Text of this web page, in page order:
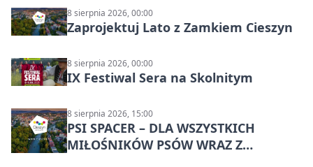
8 sierpnia 2026, 00:00
Zaprojektuj Lato z Zamkiem Cieszyn
8 sierpnia 2026, 00:00
IX Festiwal Sera na Skolnitym
8 sierpnia 2026, 15:00
PSI SPACER – DLA WSZYSTKICH
MIŁOŚNIKÓW PSÓW WRAZ Z